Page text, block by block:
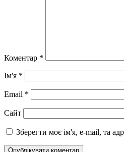
Коментар *
Ім'я *
Email *
Сайт
Зберегти моє ім'я, e-mail, та